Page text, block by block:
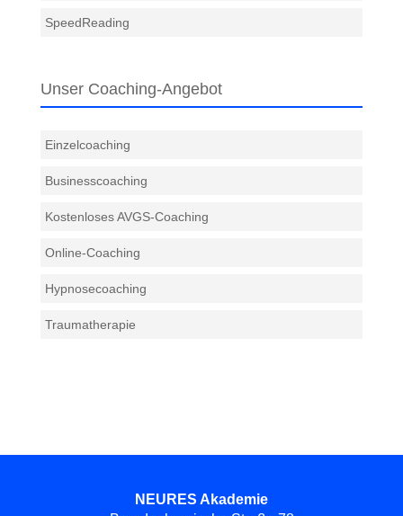
SpeedReading
Unser Coaching-Angebot
Einzelcoaching
Businesscoaching
Kostenloses AVGS-Coaching
Online-Coaching
Hypnosecoaching
Traumatherapie
NEURES Akademie